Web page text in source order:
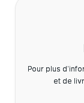
Pour plus
et de